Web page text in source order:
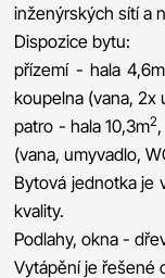
inženýrských sítí a
Dispozice bytu:
přízemí - hala 4,6m
koupelna (vana, 2x
patro - hala 10,3m2
(vana, umyvadlo,
Bytová jednotka je
kvality.
Podlahy, okna -
Vytápění je řešené